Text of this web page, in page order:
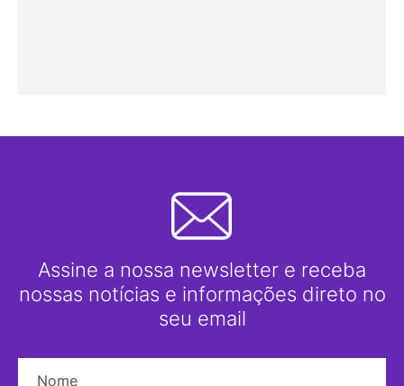
Assine a nossa newsletter e receba
nossas notícias e informações direto no
seu email